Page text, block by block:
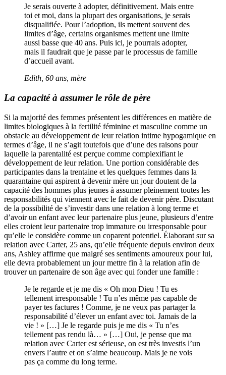
Je serais ouverte à adopter, définitivement. Mais entre
toi et moi, dans la plupart des organisations, je serais
disqualifiée. Pour l’adoption, ils mettent souvent des
limites d’âge, certains organismes mettent une limite
aussi basse que 40 ans. Puis ici, je pourrais adopter,
mais il faudrait que je passe par le processus de famille
d’accueil avant.
Edith, 60 ans, mère
La capacité à assumer le rôle de père
Si la majorité des femmes présentent les différences en matière de
limites biologiques à la fertilité féminine et masculine comme un
obstacle au développement de leur relation intime hypogamique en
termes d’âge, il ne s’agit toutefois que d’une des raisons pour
laquelle la parentalité est perçue comme complexifiant le
développement de leur relation. Une portion considérable des
participantes dans la trentaine et les quelques femmes dans la
quarantaine qui aspirent à devenir mère un jour doutent de la
capacité des hommes plus jeunes à assumer pleinement toutes les
responsabilités qui viennent avec le fait de devenir père. Discutant
de la possibilité de s’investir dans une relation à long terme et
d’avoir un enfant avec leur partenaire plus jeune, plusieurs d’entre
elles croient leur partenaire trop immature ou irresponsable pour
qu’elle le considère comme un coparent potentiel. Élaborant sur sa
relation avec Carter, 25 ans, qu’elle fréquente depuis environ deux
ans, Ashley affirme que malgré ses sentiments amoureux pour lui,
elle devra probablement un jour mettre fin à la relation afin de
trouver un partenaire de son âge avec qui fonder une famille :
Je le regarde et je me dis « Oh mon Dieu ! Tu es
tellement irresponsable ! Tu n’es même pas capable de
payer tes factures ! Comme, je ne veux pas partager la
responsabilité d’élever un enfant avec toi. Jamais de la
vie ! » […] Je le regarde puis je me dis « Tu n’es
tellement pas rendu là… » […] Oui, je pense que ma
relation avec Carter est sérieuse, on est très investis l’un
envers l’autre et on s’aime beaucoup. Mais je ne vois
pas ça comme du long terme.